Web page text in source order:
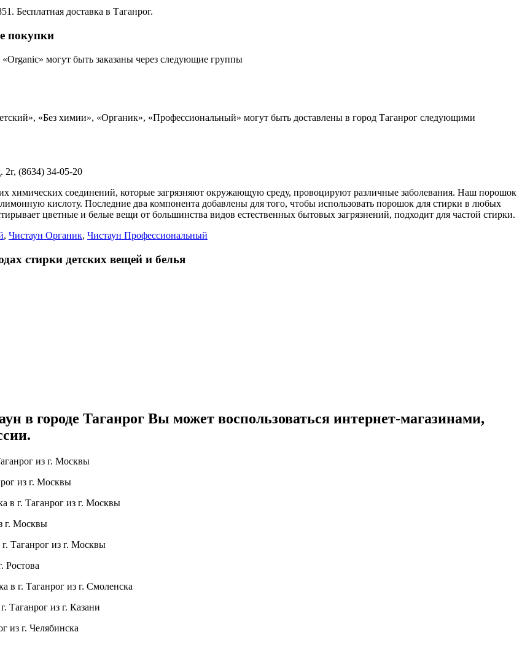
Бесплатная доставка в Таганрог.
покупки
могут быть заказаны через следующие группы
«Без химии», «Органик», «Профессиональный» могут быть доставлены в город Таганрог следующими
(8634) 34-05-20
соединений, которые загрязняют окружающую среду, провоцируют различные заболевания. Наш порошок
кислоту. Последние два компонента добавлены для того, чтобы использовать порошок для стирки в любых
цветные и белые вещи от большинства видов естественных бытовых загрязнений, подходит для частой стирки.
, Чистаун Органик, Чистаун Профессиональный
стирки детских вещей и белья
в городе Таганрог Вы может воспользоваться интернет-магазинами,
из г. Москвы
из г. Москвы
в г. Таганрог из г. Москвы
г. Москвы
Таганрог из г. Москвы
Ростова
в г. Таганрог из г. Смоленска
Таганрог из г. Казани
из г. Челябинска